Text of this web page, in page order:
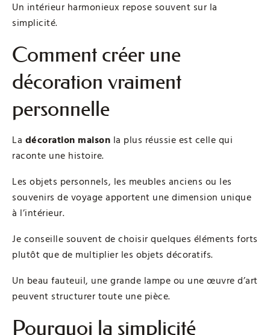
Un intérieur harmonieux repose souvent sur la
simplicité.
Comment créer une
décoration vraiment
personnelle
La décoration maison la plus réussie est celle qui
raconte une histoire.
Les objets personnels, les meubles anciens ou les
souvenirs de voyage apportent une dimension unique
à l’intérieur.
Je conseille souvent de choisir quelques éléments forts
plutôt que de multiplier les objets décoratifs.
Un beau fauteuil, une grande lampe ou une œuvre d’art
peuvent structurer toute une pièce.
Pourquoi la simplicité